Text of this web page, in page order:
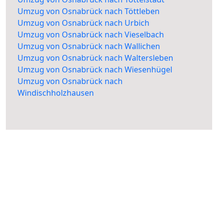
Umzug von Osnabrück nach Töttleben
Umzug von Osnabrück nach Urbich
Umzug von Osnabrück nach Vieselbach
Umzug von Osnabrück nach Wallichen
Umzug von Osnabrück nach Waltersleben
Umzug von Osnabrück nach Wiesenhügel
Umzug von Osnabrück nach
Windischholzhausen